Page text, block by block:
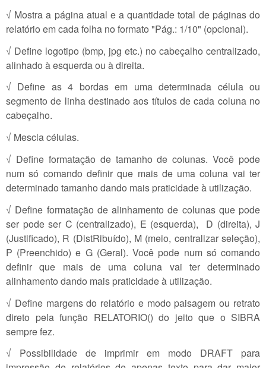
√ Mostra a página atual e a quantidade total de páginas do
relatório em cada folha no formato "Pág.: 1/10" (opcional).
√ Define logotipo (bmp, jpg etc.) no cabeçalho centralizado,
alinhado à esquerda ou à direita.
√ Define as 4 bordas em uma determinada célula ou
segmento de linha destinado aos títulos de cada coluna no
cabeçalho.
√ Mescla células.
√ Define formatação de tamanho de colunas. Você pode
num só comando definir que mais de uma coluna vai ter
determinado tamanho dando mais praticidade à utilização.
√ Define formatação de alinhamento de colunas que pode
ser pode ser C (centralizado), E (esquerda), D (direita), J
(Justificado), R (DistRibuído), M (meio, centralizar seleção),
P (Preenchido) e G (Geral). Você pode num só comando
definir que mais de uma coluna vai ter determinado
alinhamento dando mais praticidade à utilização.
√ Define margens do relatório e modo paisagem ou retrato
direto pela função RELATORIO() do jeito que o SIBRA
sempre fez.
√ Possibilidade de imprimir em modo DRAFT para